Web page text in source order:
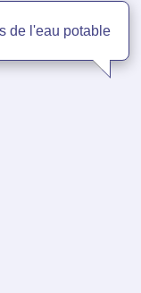
de l'eau potable